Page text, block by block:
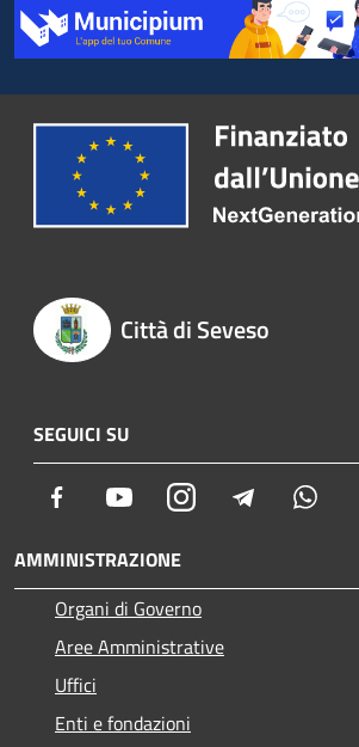
Città di Seveso
SEGUICI SU
Facebook YoutubeInstagram Telegram
AMMINISTRAZIONE
Organi di Governo
Aree Amministrative
Uffici
Enti e fondazioni